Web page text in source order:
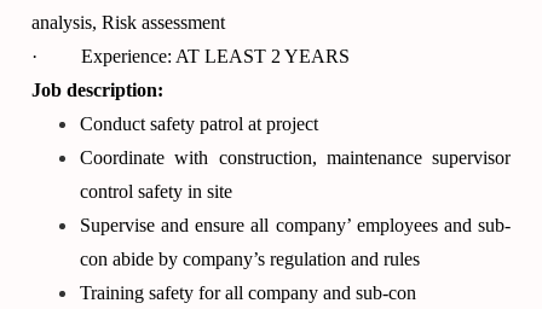
analysis, Risk assessment
· Experience: AT LEAST 2 YEARS
Job description:
Conduct safety patrol at project
Coordinate with construction, maintenance supervisor
control safety in site
Supervise and ensure all company’ employees and sub-
con abide by company’s regulation and rules
Training safety for all company and sub-con